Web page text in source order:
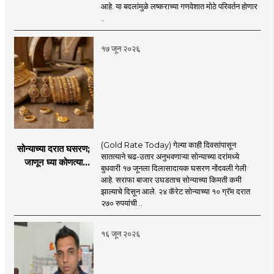
आहे. या बदलांमुळे लष्कराच्या गणवेशात मोठे परिवर्तन होणार
१७ जून २०२६
सोन्याच्या दरात घसरण;
जाणून घ्या कोणत्या
(Gold Rate Today) गेल्या काही दिवसांपासून
सातत्याने चढ-उतार अनुभवणाऱ्या सोन्याच्या दरांमध्ये
बुधवारी १७ जूनला दिलासादायक घसरण नोंदवली गेली
आहे. सराफा बाजार उघडताच सोन्याच्या किमती कमी
झाल्याचे दिसून आले. २४ कॅरेट सोन्याच्या १० ग्रॅम दरात
२७० रुपयांची ..
१६ जून २०२६